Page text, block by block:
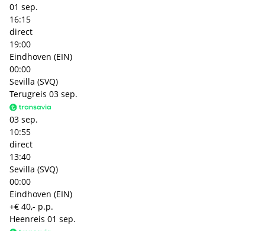
01 sep.
16:15
direct
19:00
Eindhoven (EIN)
00:00
Sevilla (SVQ)
Terugreis 03 sep.
03 sep.
10:55
direct
13:40
Sevilla (SVQ)
00:00
Eindhoven (EIN)
+€ 40,- p.p.
Heenreis 01 sep.